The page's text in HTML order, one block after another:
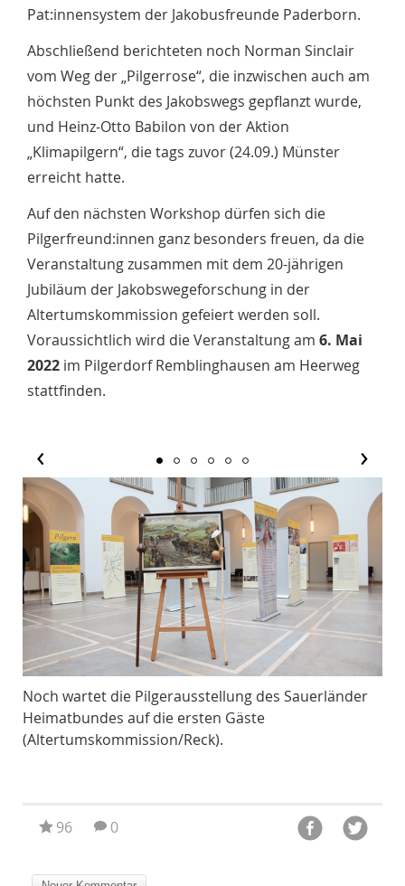
Pat:innensystem der Jakobusfreunde Paderborn.
Abschließend berichteten noch Norman Sinclair
vom Weg der „Pilgerrose“, die inzwischen auch am
höchsten Punkt des Jakobswegs gepflanzt wurde,
und Heinz-Otto Babilon von der Aktion
„Klimapilgern“, die tags zuvor (24.09.) Münster
erreicht hatte.
Auf den nächsten Workshop dürfen sich die
Pilgerfreund:innen ganz besonders freuen, da die
Veranstaltung zusammen mit dem 20-jährigen
Jubiläum der Jakobswegeforschung in der
Altertumskommission gefeiert werden soll.
Voraussichtlich wird die Veranstaltung am 6. Mai
2022 im Pilgerdorf Remblinghausen am Heerweg
stattfinden.
Noch wartet die Pilgerausstellung des Sauerländer
Heimatbundes auf die ersten Gäste
(Altertumskommission/Reck).
‹ ›
96 0